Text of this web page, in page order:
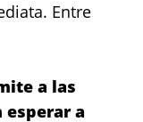
Entre
a las
a